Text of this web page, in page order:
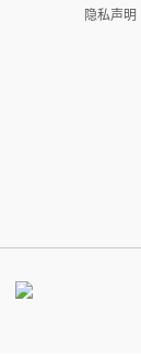
隐私声明